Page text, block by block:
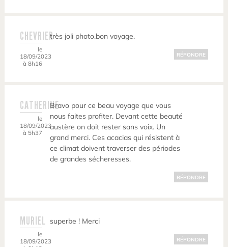
CHEVRIER
le
18/09/2023
à 8h16
très joli photo.bon voyage.
RÉPONDRE
CATHERINE
le
18/09/2023
à 5h37
Bravo pour ce beau voyage que vous
nous faites profiter. Devant cette beauté
austère on doit rester sans voix. Un
grand merci. Ces acacias qui résistent à
ce climat doivent traverser des périodes
de grandes sécheresses.
RÉPONDRE
MURIEL
le
18/09/2023
superbe ! Merci
RÉPONDRE